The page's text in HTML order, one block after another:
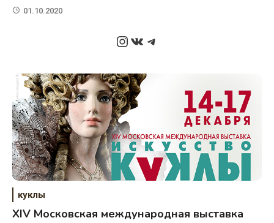
01.10.2020
Instagram
ВКонтакте
Telegram
куклы
XIV Московская международная выставка